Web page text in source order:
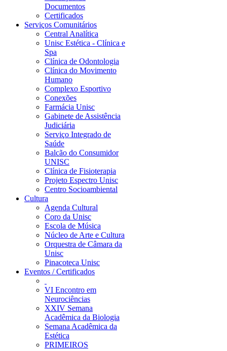
Documentos
Certificados
Serviços Comunitários
Central Analítica
Unisc Estética - Clínica e
Spa
Clínica de Odontologia
Clínica do Movimento
Humano
Complexo Esportivo
Conexões
Farmácia Unisc
Gabinete de Assistência
Judiciária
Serviço Integrado de
Saúde
Balcão do Consumidor
UNISC
Clínica de Fisioterapia
Projeto Espectro Unisc
Centro Socioambiental
Cultura
Agenda Cultural
Coro da Unisc
Escola de Música
Núcleo de Arte e Cultura
Orquestra de Câmara da
Unisc
Pinacoteca Unisc
Eventos / Certificados
VI Encontro em
Neurociências
XXIV Semana
Acadêmica da Biologia
Semana Acadêmica da
Estética
PRIMEIROS